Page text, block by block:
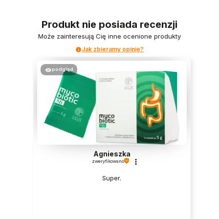
Produkt nie posiada recenzji
Może zainteresują Cię inne ocenione produkty
Jak zbieramy opinie?
podgląd
Agnieszka
zweryfikowano
Super.